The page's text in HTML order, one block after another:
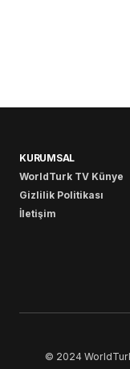
KURUMSAL
WorldTurk TV Künye
Gizlilik Politikası
İletişim
© 2024